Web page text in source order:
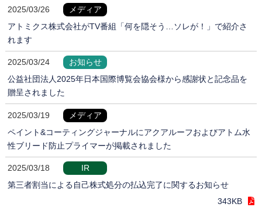
2025/03/26
メディア
アトミクス株式会社がTV番組「何を隠そう…ソレが！」で紹介さ
れます
2025/03/24
お知らせ
公益社団法人2025年日本国際博覧会協会様から感謝状と記念品を
贈呈されました
2025/03/19
メディア
ペイント&コーティングジャーナルにアクアルーフおよびアトム水
性ブリード防止プライマーが掲載されました
2025/03/18
IR
第三者割当による自己株式処分の払込完了に関するお知らせ
343KB